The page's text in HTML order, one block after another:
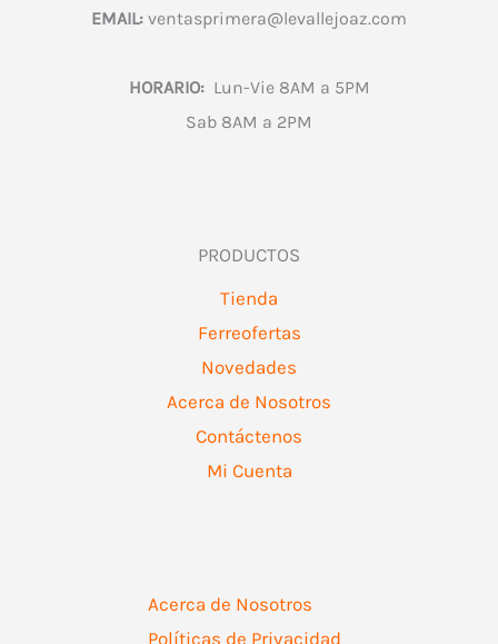
EMAIL: ventasprimera@levallejoaz.com
HORARIO:Lun-Vie 8AM a 5PM
Sab 8AM a 2PM
PRODUCTOS
Tienda
Ferreofertas
Novedades
Acerca de Nosotros
Contáctenos
Mi Cuenta
Acerca de Nosotros
Políticas de Privacidad